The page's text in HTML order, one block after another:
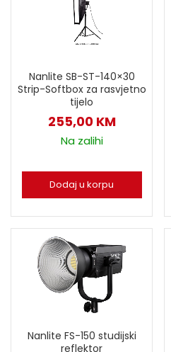
Nanlite SB-ST-140×30
Strip-Softbox za rasvjetno
tijelo
255,00 KM
Na zalihi
Dodaj u korpu
Nanlite FS-150 studijski
reflektor